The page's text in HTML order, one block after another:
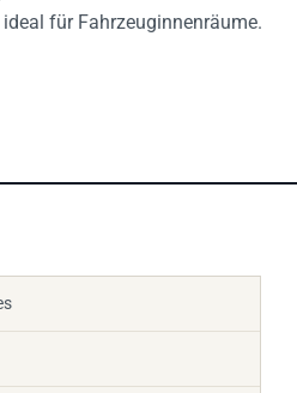
für Fahrzeuginnenräume.